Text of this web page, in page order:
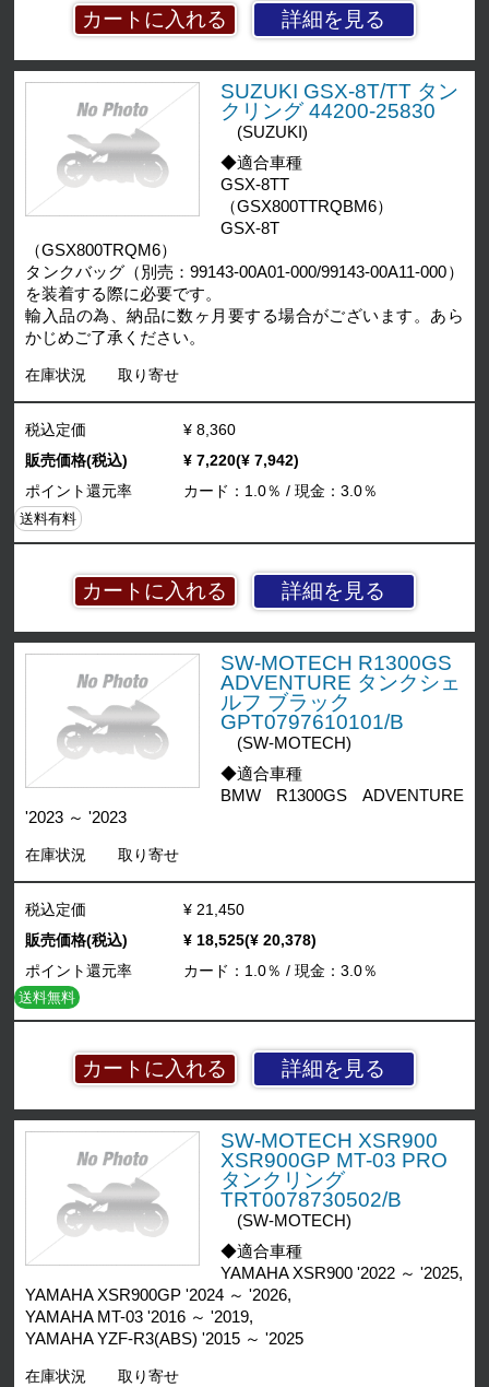
詳細を見る
SUZUKI GSX-8T/TT タン
クリング 44200-25830
(SUZUKI)
◆適合車種
GSX-8TT
（GSX800TTRQBM6）
GSX-8T
（GSX800TRQM6）
タンクバッグ（別売：99143-00A01-000/99143-00A11-000）
を装着する際に必要です。
輸入品の為、納品に数ヶ月要する場合がございます。あら
かじめご了承ください。
在庫状況 取り寄せ
詳細を見る
税込定価
¥ 8,360
販売価格(税込)
¥ 7,220(¥ 7,942)
ポイント還元率
カード：1.0％ / 現金：3.0％
送料有料
SW-MOTECH R1300GS
ADVENTURE タンクシェ
ルフ ブラック
GPT0797610101/B
(SW-MOTECH)
◆適合車種
BMW R1300GS ADVENTURE
'2023 ～ '2023
在庫状況 取り寄せ
詳細を見る
税込定価
¥ 21,450
販売価格(税込)
¥ 18,525(¥ 20,378)
ポイント還元率
カード：1.0％ / 現金：3.0％
送料無料
SW-MOTECH XSR900
XSR900GP MT-03 PRO
タンクリング
TRT0078730502/B
(SW-MOTECH)
◆適合車種
YAMAHA XSR900 '2022 ～ '2025,
YAMAHA XSR900GP '2024 ～ '2026,
YAMAHA MT-03 '2016 ～ '2019,
YAMAHA YZF-R3(ABS) '2015 ～ '2025
在庫状況 取り寄せ